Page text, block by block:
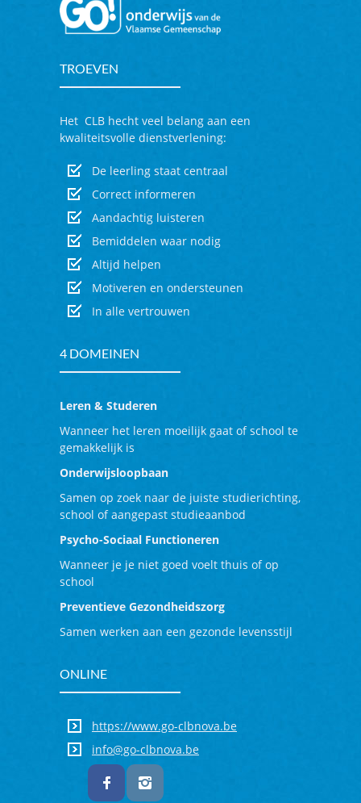
TROEVEN
Het CLB hecht veel belang aan een
kwaliteitsvolle dienstverlening:
De leerling staat centraal
Correct informeren
Aandachtig luisteren
Bemiddelen waar nodig
Altijd helpen
Motiveren en ondersteunen
In alle vertrouwen
4 DOMEINEN
Leren & Studeren
Wanneer het leren moeilijk gaat of school te
gemakkelijk is
Onderwijsloopbaan
Samen op zoek naar de juiste studierichting,
school of aangepast studieaanbod
Psycho-Sociaal Functioneren
Wanneer je je niet goed voelt thuis of op
school
Preventieve Gezondheidszorg
Samen werken aan een gezonde levensstijl
ONLINE
https://www.go-clbnova.be
info@go-clbnova.be